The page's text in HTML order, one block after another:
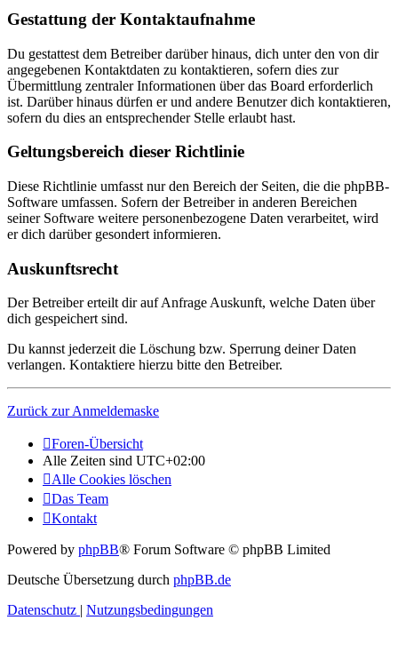
Gestattung der Kontaktaufnahme
Du gestattest dem Betreiber darüber hinaus, dich unter den von dir
angegebenen Kontaktdaten zu kontaktieren, sofern dies zur
Übermittlung zentraler Informationen über das Board erforderlich
ist. Darüber hinaus dürfen er und andere Benutzer dich kontaktieren,
sofern du dies an entsprechender Stelle erlaubt hast.
Geltungsbereich dieser Richtlinie
Diese Richtlinie umfasst nur den Bereich der Seiten, die die phpBB-
Software umfassen. Sofern der Betreiber in anderen Bereichen
seiner Software weitere personenbezogene Daten verarbeitet, wird
er dich darüber gesondert informieren.
Auskunftsrecht
Der Betreiber erteilt dir auf Anfrage Auskunft, welche Daten über
dich gespeichert sind.
Du kannst jederzeit die Löschung bzw. Sperrung deiner Daten
verlangen. Kontaktiere hierzu bitte den Betreiber.
Zurück zur Anmeldemaske
Foren-Übersicht
Alle Zeiten sind UTC+02:00
Alle Cookies löschen
Das Team
Kontakt
Powered by phpBB® Forum Software © phpBB Limited
Deutsche Übersetzung durch phpBB.de
Datenschutz | Nutzungsbedingungen